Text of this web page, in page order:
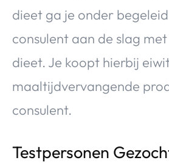
dieet ga je onder
consulent aan de slag
dieet. Je koopt hierbij
maaltijdvervangende
consulent.
Testpersonen